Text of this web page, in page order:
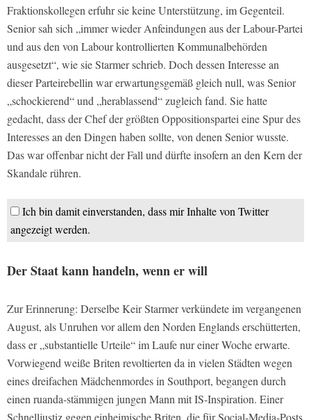
Fraktionskollegen erfuhr sie keine Unterstützung, im Gegenteil.
Senior sah sich „immer wieder Anfeindungen aus der Labour-Partei
und aus den von Labour kontrollierten Kommunalbehörden
ausgesetzt“, wie sie Starmer schrieb. Doch dessen Interesse an
dieser Parteirebellin war erwartungsgemäß gleich null, was Senior
„schockierend“ und „herablassend“ zugleich fand. Sie hatte
gedacht, dass der Chef der größten Oppositionspartei eine Spur des
Interesses an den Dingen haben sollte, von denen Senior wusste.
Das war offenbar nicht der Fall und dürfte insofern an den Kern der
Skandale rühren.
Ich bin damit einverstanden, dass mir Inhalte von Twitter
angezeigt werden.
Der Staat kann handeln, wenn er will
Zur Erinnerung: Derselbe Keir Starmer verkündete im vergangenen
August, als Unruhen vor allem den Norden Englands erschütterten,
dass er „substantielle Urteile“ im Laufe nur einer Woche erwarte.
Vorwiegend weiße Briten revoltierten da in vielen Städten wegen
eines dreifachen Mädchenmordes in Southport, begangen durch
einen ruanda-stämmigen jungen Mann mit IS-Inspiration. Einer
Schnelljustiz gegen einheimische Briten, die für Social-Media-Posts